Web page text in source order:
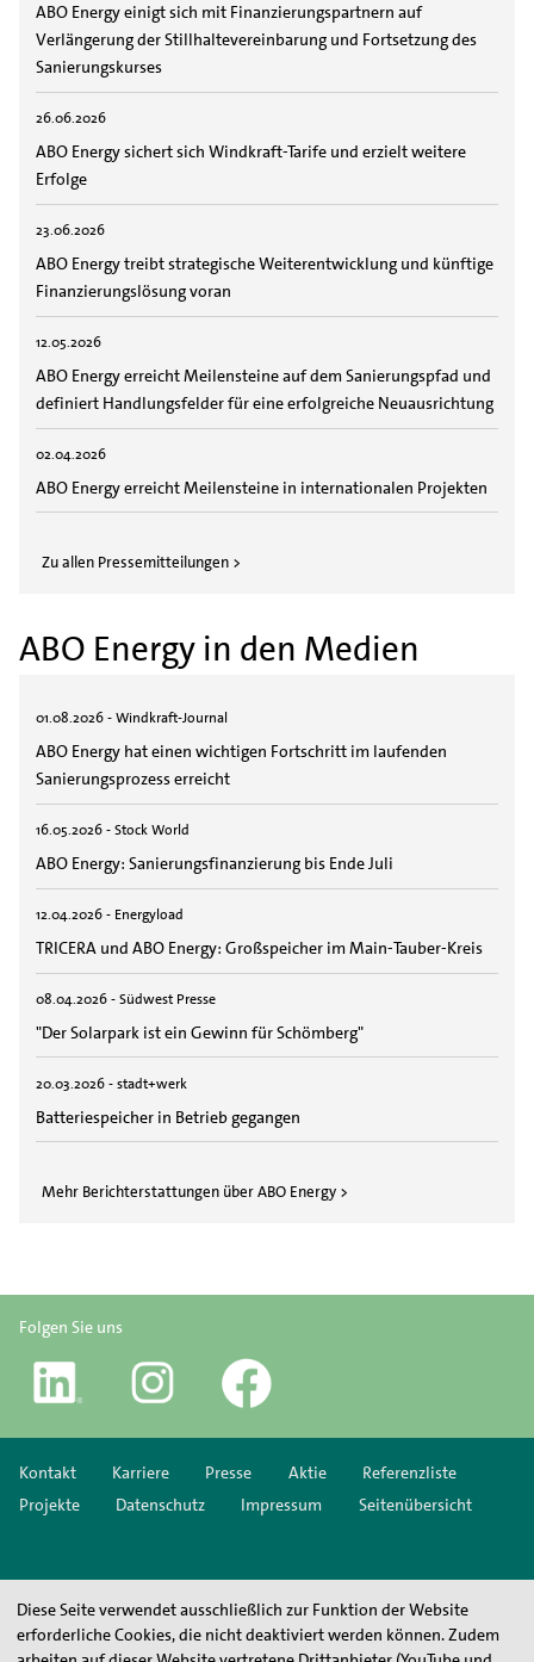
Diese Seite verwendet ausschließlich zur Funktion der Website
erforderliche Cookies, die nicht deaktiviert werden können. Zudem
ABO Energy in den Medien
ABO Energy einigt sich mit Finanzierungspartnern auf
Verlängerung der Stillhaltevereinbarung und Fortsetzung des
Sanierungskurses
26.06.2026
ABO Energy sichert sich Windkraft-Tarife und erzielt weitere
Erfolge
23.06.2026
ABO Energy treibt strategische Weiterentwicklung und künftige
Finanzierungslösung voran
12.05.2026
ABO Energy erreicht Meilensteine auf dem Sanierungspfad und
definiert Handlungsfelder für eine erfolgreiche Neuausrichtung
02.04.2026
ABO Energy erreicht Meilensteine in internationalen Projekten
01.08.2026 - Windkraft-Journal
ABO Energy hat einen wichtigen Fortschritt im laufenden
Sanierungsprozess erreicht
16.05.2026 - Stock World
ABO Energy: Sanierungsfinanzierung bis Ende Juli
12.04.2026 - Energyload
TRICERA und ABO Energy: Großspeicher im Main-Tauber-Kreis
08.04.2026 - Südwest Presse
"Der Solarpark ist ein Gewinn für Schömberg"
20.03.2026 - stadt+werk
Batteriespeicher in Betrieb gegangen
Zu allen Pressemitteilungen >
Mehr Berichterstattungen über ABO Energy >
Folgen Sie uns
Kontakt Karriere Presse Aktie
Referenzliste
Projekte
Datenschutz Impressum Seitenübersicht